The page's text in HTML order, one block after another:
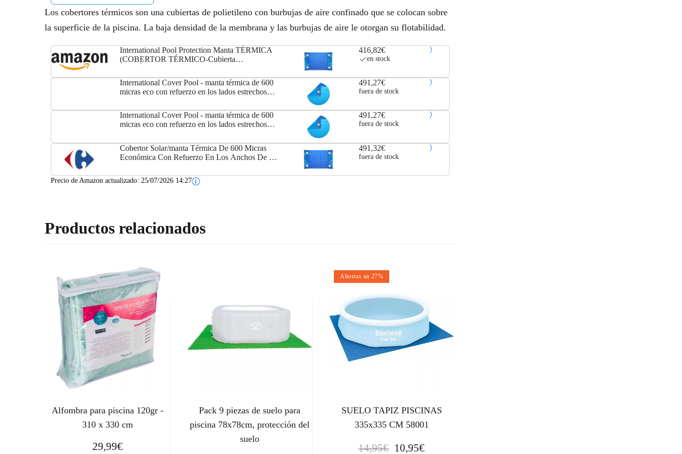
Los cobertores térmicos son una cubiertas de polietileno con burbujas de aire confinado que se colocan sobre
la superficie de la piscina. La baja densidad de la membrana y las burbujas de aire le otorgan su flotabilidad.
International Pool Protection Manta TÉRMICA
(COBERTOR TÉRMICO-Cubierta
MICRAS ECONÓMICA con Refuerzo EN
LOS Lados...
416,82€
en stock
International Cover Pool - manta térmica de 600
micras eco con refuerzo en los lados estrechos
491,27€
fuera de stock
International Cover Pool - manta térmica de 600
micras eco con refuerzo en los lados estrechos
491,27€
fuera de stock
Cobertor Solar/manta Térmica De 600 Micras
Económica Con Refuerzo En Los Anchos De 9
491,32€
fuera de stock
Precio de Amazon actualizado: 25/07/2026 14:27
Productos relacionados
Alfombra para piscina 120gr -
310 x 330 cm
29,99€
Pack 9 piezas de suelo para
piscina 78x78cm, protección del
suelo
Ahorras un 27%
SUELO TAPIZ PISCINAS
335x335 CM 58001
14,95€ E
10,95€